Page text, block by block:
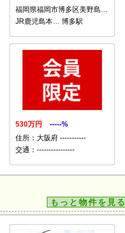
福岡県福岡市博多区美野島…
JR鹿児島本… 博多駅
530万円
-----%
住所：大阪府 -----------
交通：----------------
もっと物件を見る